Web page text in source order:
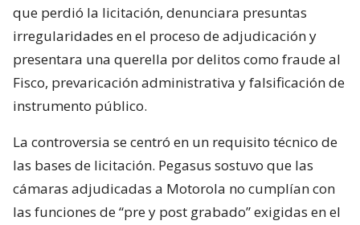
que perdió la licitación, denunciara presuntas
irregularidades en el proceso de adjudicación y
presentara una querella por delitos como fraude al
Fisco, prevaricación administrativa y falsificación de
instrumento público.
La controversia se centró en un requisito técnico de
las bases de licitación. Pegasus sostuvo que las
cámaras adjudicadas a Motorola no cumplían con
las funciones de “pre y post grabado” exigidas en el